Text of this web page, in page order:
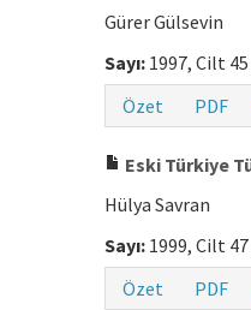
Gürer Gülsevin
Sayı: 1997, Cilt 45
Özet
PDF
Eski Türkiye
Hülya Savran
Sayı: 1999, Cilt 47
Özet
PDF